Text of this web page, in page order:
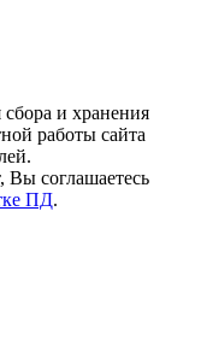
и хранения
работы сайта
Вы соглашаетесь
ПД.